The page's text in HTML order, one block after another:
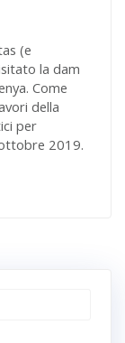
(e
la dam
Come
della
per
2019.